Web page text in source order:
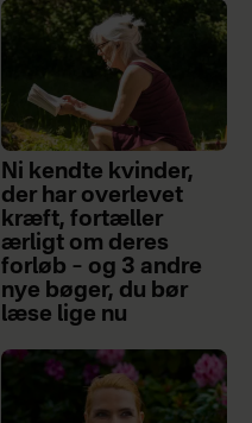
Ni kendte kvinder,
der har overlevet
kræft, fortæller
ærligt om deres
forløb – og 3 andre
nye bøger, du bør
læse lige nu